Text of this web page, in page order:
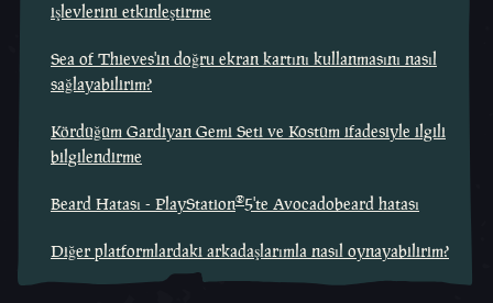
işlevlerini etkinleştirme
Sea of Thieves'in doğru ekran kartını kullanmasını nasıl
sağlayabilirim?
Kördüğüm Gardiyan Gemi Seti ve Kostüm ifadesiyle ilgili
bilgilendirme
Beard Hatası - PlayStation®5'te Avocadobeard hatası
Diğer platformlardaki arkadaşlarımla nasıl oynayabilirim?